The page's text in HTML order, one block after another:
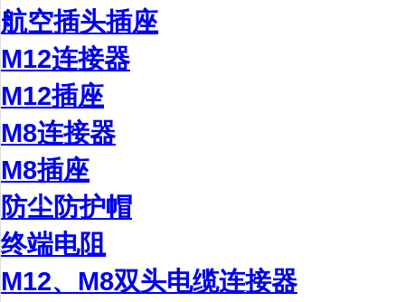
航空插头插座
M12连接器
M12插座
M8连接器
M8插座
防尘防护帽
终端电阻
M12、M8双头电缆连接器